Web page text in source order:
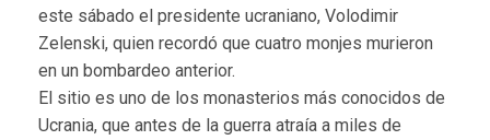
este sábado el presidente ucraniano, Volodimir
Zelenski, quien recordó que cuatro monjes murieron
en un bombardeo anterior.
El sitio es uno de los monasterios más conocidos de
Ucrania, que antes de la guerra atraía a miles de